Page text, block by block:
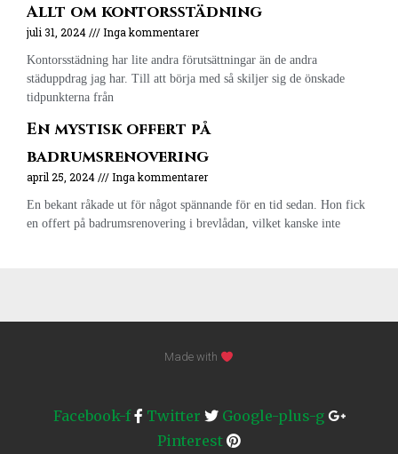
Allt om kontorsstädning
juli 31, 2024 Inga kommentarer
Kontorsstädning har lite andra förutsättningar än de andra
städuppdrag jag har. Till att börja med så skiljer sig de önskade
tidpunkterna från
En mystisk offert på
badrumsrenovering
april 25, 2024 Inga kommentarer
En bekant råkade ut för något spännande för en tid sedan. Hon fick
en offert på badrumsrenovering i brevlådan, vilket kanske inte
Made with
Facebook-f Twitter
Google-plus-g
Pinterest